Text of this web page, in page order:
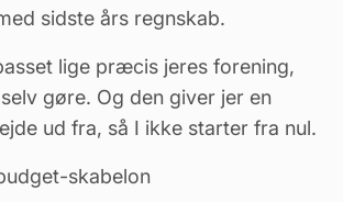
sidste års regnskab.
lige præcis jeres forening,
gøre. Og den giver jer en
ud fra, så I ikke starter fra nul.
skabelon